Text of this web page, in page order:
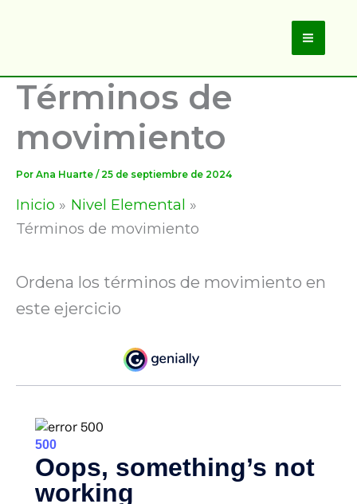
Main
Términos de
movimiento
Por Ana Huarte / 25 de septiembre de 2024
Inicio
Nivel Elemental
Términos de movimiento
Ordena los términos de movimiento en
este ejercicio